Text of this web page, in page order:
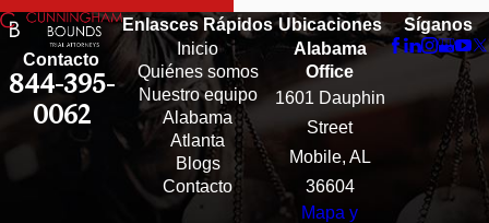
Contacto
844-395-
0062
Enlasces Rápidos
Inicio
Quiénes somos
Nuestro equipo
Alabama
Atlanta
Blogs
Contacto
Ubicaciones
Alabama
Office
1601 Dauphin
Street
Mobile, AL
36604
Mapa y
Síganos